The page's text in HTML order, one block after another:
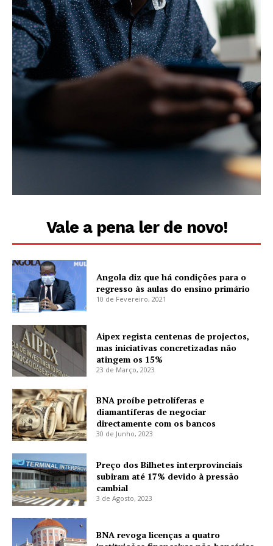
Vale a pena ler de novo!
Angola diz que há condições para o
regresso às aulas do ensino primário
10 de Fevereiro, 2021
Aipex regista centenas de projectos,
mas iniciativas concretizadas não
atingem os 15%
23 de Março, 2023
BNA proíbe petrolíferas e
diamantíferas de negociar
directamente com os bancos
30 de Junho, 2023
Preço dos Bilhetes interprovinciais
subiram até 17% devido à pressão
cambial
3 de Agosto, 2023
BNA revoga licenças a quatro